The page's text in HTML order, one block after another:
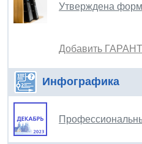
Утверждена
Добавить
Инфографика